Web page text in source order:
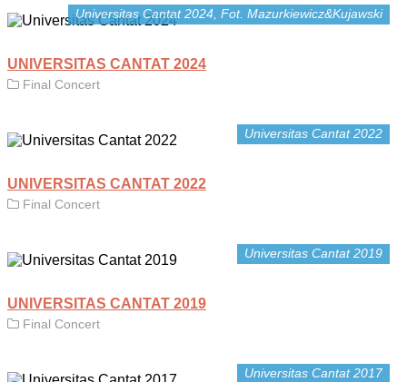
Universitas Cantat 2024, Fot. Mazurkiewicz&Kujawski
UNIVERSITAS CANTAT 2024
Final Concert
Universitas Cantat 2022
UNIVERSITAS CANTAT 2022
Final Concert
Universitas Cantat 2019
UNIVERSITAS CANTAT 2019
Final Concert
Universitas Cantat 2017